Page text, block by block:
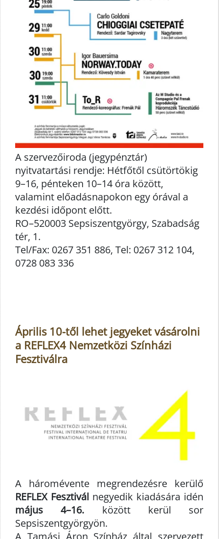
A szervezőiroda (jegypénztár)
nyitvatartási rendje: Hétfőtől csütörtökig
9–16, pénteken 10–14 óra között,
valamint előadásnapokon egy órával a
kezdési időpont előtt.
RO–520003 Sepsiszentgyörgy, Szabadság
tér, 1.
Tel/Fax: 0267 351 886, Tel: 0267 312 104,
0728 083 336
Április 10-től lehet jegyeket vásárolni
a REFLEX4 Nemzetközi Színházi
Fesztiválra
A háromévente megrendezésre kerülő
REFLEX Fesztivál negyedik kiadására idén
május 4–16. között kerül sor
Sepsiszentgyörgyön.
A Tamási Áron Színház által szervezett